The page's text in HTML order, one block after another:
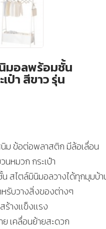
มอลพร้อมชั้น
ป๋า สีขาว รุ่น
ม ข้อต่อพลาสติก มีล้อเลื่อน
นหมวก กระเป๋า
สไตล์มินิมอลวางได้ทุกมุมบ้
รับวางสิ่งของต่างๆ
างเเข็งเเรง
เคลื่อนย้ายสะดวก